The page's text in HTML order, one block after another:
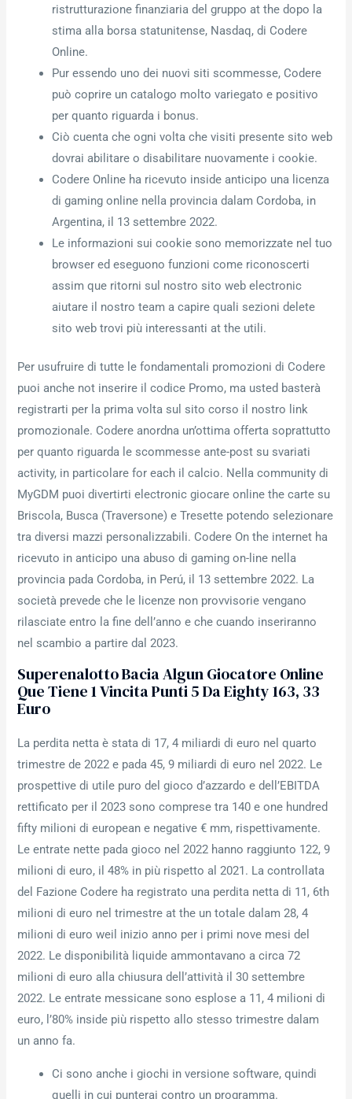
ristrutturazione finanziaria del gruppo at the dopo la
stima alla borsa statunitense, Nasdaq, di Codere
Online.
Pur essendo uno dei nuovi siti scommesse, Codere
può coprire un catalogo molto variegato e positivo
per quanto riguarda i bonus.
Ciò cuenta che ogni volta che visiti presente sito web
dovrai abilitare o disabilitare nuovamente i cookie.
Codere Online ha ricevuto inside anticipo una licenza
di gaming online nella provincia dalam Cordoba, in
Argentina, il 13 settembre 2022.
Le informazioni sui cookie sono memorizzate nel tuo
browser ed eseguono funzioni come riconoscerti
assim que ritorni sul nostro sito web electronic
aiutare il nostro team a capire quali sezioni delete
sito web trovi più interessanti at the utili.
Per usufruire di tutte le fondamentali promozioni di Codere
puoi anche not inserire il codice Promo, ma usted basterà
registrarti per la prima volta sul sito corso il nostro link
promozionale. Codere anordna un’ottima offerta soprattutto
per quanto riguarda le scommesse ante-post su svariati
activity, in particolare for each il calcio. Nella community di
MyGDM puoi divertirti electronic giocare online the carte su
Briscola, Busca (Traversone) e Tresette potendo selezionare
tra diversi mazzi personalizzabili. Codere On the internet ha
ricevuto in anticipo una abuso di gaming on-line nella
provincia pada Cordoba, in Perú, il 13 settembre 2022. La
società prevede che le licenze non provvisorie vengano
rilasciate entro la fine dell’anno e che cuando inseriranno
nel scambio a partire dal 2023.
Superenalotto Bacia Algun Giocatore Online
Que Tiene 1 Vincita Punti 5 Da Eighty 163, 33
Euro
La perdita netta è stata di 17, 4 miliardi di euro nel quarto
trimestre de 2022 e pada 45, 9 miliardi di euro nel 2022. Le
prospettive di utile puro del gioco d’azzardo e dell’EBITDA
rettificato per il 2023 sono comprese tra 140 e one hundred
fifty milioni di european e negative € mm, rispettivamente.
Le entrate nette pada gioco nel 2022 hanno raggiunto 122, 9
milioni di euro, il 48% in più rispetto al 2021. La controllata
del Fazione Codere ha registrato una perdita netta di 11, 6th
milioni di euro nel trimestre at the un totale dalam 28, 4
milioni di euro weil inizio anno per i primi nove mesi del
2022. Le disponibilità liquide ammontavano a circa 72
milioni di euro alla chiusura dell’attività il 30 settembre
2022. Le entrate messicane sono esplose a 11, 4 milioni di
euro, l’80% inside più rispetto allo stesso trimestre dalam
un anno fa.
Ci sono anche i giochi in versione software, quindi
quelli in cui punterai contro un programma.